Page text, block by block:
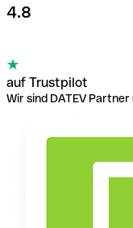
4.8
auf Trustpilot
Wir sind DATEV